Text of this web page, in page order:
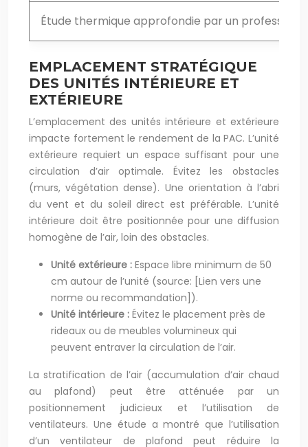
Étude thermique approfondie par un
EMPLACEMENT STRATÉGIQUE
DES UNITÉS INTÉRIEURE ET
EXTÉRIEURE
L’emplacement des unités intérieure et extérieure
impacte fortement le rendement de la PAC. L’unité
extérieure requiert un espace suffisant pour une
circulation d’air optimale. Évitez les obstacles
(murs, végétation dense). Une orientation à l’abri
du vent et du soleil direct est préférable. L’unité
intérieure doit être positionnée pour une diffusion
homogène de l’air, loin des obstacles.
Unité extérieure : Espace libre minimum de 50
cm autour de l’unité (source: [Lien vers une
norme ou recommandation]).
Unité intérieure : Évitez le placement près de
rideaux ou de meubles volumineux qui
peuvent entraver la circulation de l’air.
La stratification de l’air (accumulation d’air chaud
au plafond) peut être atténuée par un
positionnement judicieux et l’utilisation de
ventilateurs. Une étude a montré que l’utilisation
d’un ventilateur de plafond peut réduire la